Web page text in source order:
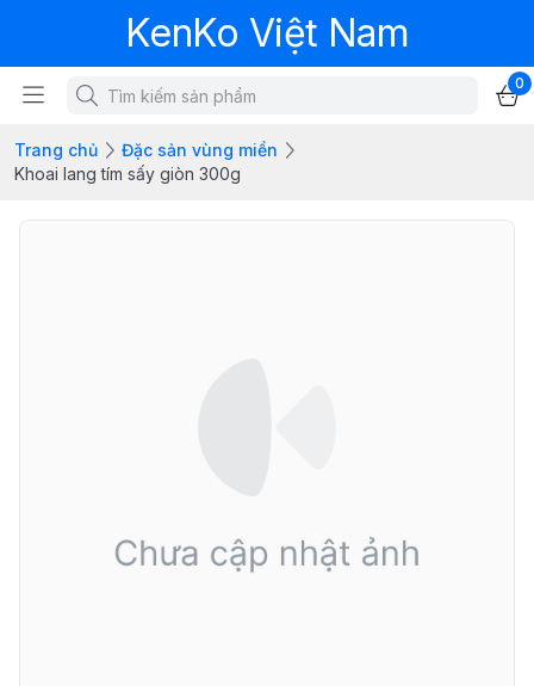
KenKo Việt Nam
0
Trang chủ
Đặc sản vùng miền
Khoai lang tím sấy giòn 300g